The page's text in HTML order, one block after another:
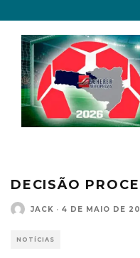
DECISÃO
JACK · 4 DE MAIO DE
NOTÍCIAS